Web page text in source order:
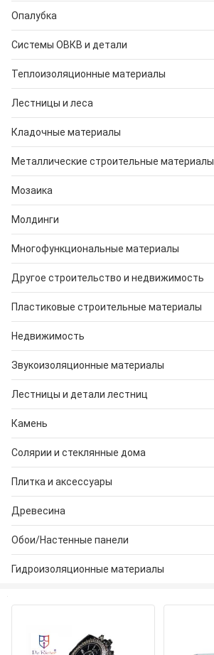
Опалубка
Системы ОВКВ и детали
Теплоизоляционные материалы
Лестницы и леса
Кладочные материалы
Металлические строительные материалы
Мозаика
Молдинги
Многофункциональные материалы
Другое строительство и недвижимость
Пластиковые строительные материалы
Недвижимость
Звукоизоляционные материалы
Лестницы и детали лестниц
Камень
Солярии и стеклянные дома
Плитка и аксессуары
Древесина
Обои/Настенные панели
Гидроизоляционные материалы